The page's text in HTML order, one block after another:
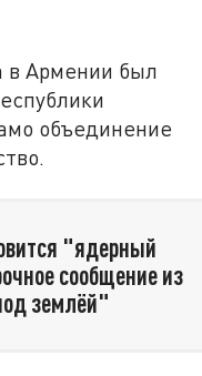
в Армении был
объединение
"ядерный
сообщение из
землёй"